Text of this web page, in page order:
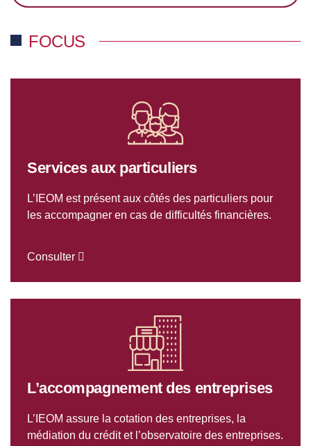
FOCUS
Services aux particuliers
L’IEOM est présent aux côtés des particuliers pour
les accompagner en cas de difficultés financières.
Consulter
L’accompagnement des entreprises
L’IEOM assure la cotation des entreprises, la
médiation du crédit et l’observatoire des entreprises.